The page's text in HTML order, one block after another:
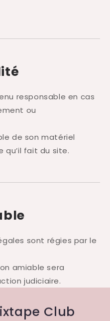
responsable en cas
ou
de son matériel
qu’il fait du site.
sont régies par le
amiable sera
judiciaire.
Club